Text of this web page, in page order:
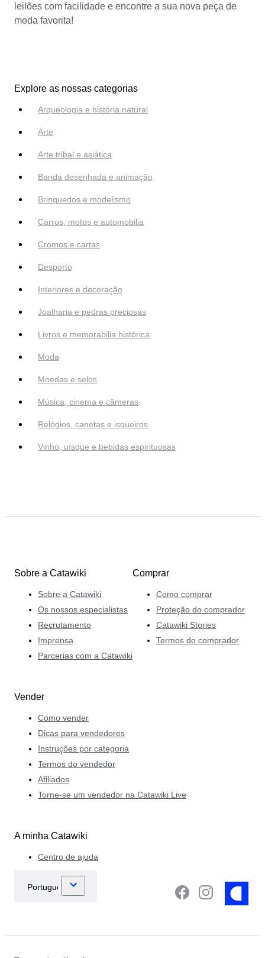
leilões com facilidade e encontre a sua nova peça de
moda favorita!
Explore as nossas categorias
Arqueologia e história natural
Arte
Arte tribal e asiática
Banda desenhada e animação
Brinquedos e modelismo
Carros, motos e automobilia
Cromos e cartas
Desporto
Interiores e decoração
Joalharia e pedras preciosas
Livros e memorabilia histórica
Moda
Moedas e selos
Música, cinema e câmeras
Relógios, canetas e isqueiros
Vinho, uísque e bebidas espirituosas
Sobre a Catawiki
Sobre a Catawiki
Os nossos especialistas
Recrutamento
Imprensa
Parcerias com a Catawiki
Comprar
Como comprar
Proteção do comprador
Catawiki Stories
Termos do comprador
Vender
Como vender
Dicas para vendedores
Instruções por categoria
Termos do vendedor
Afiliados
Torne-se um vendedor na Catawiki Live
A minha Catawiki
Centro de ajuda